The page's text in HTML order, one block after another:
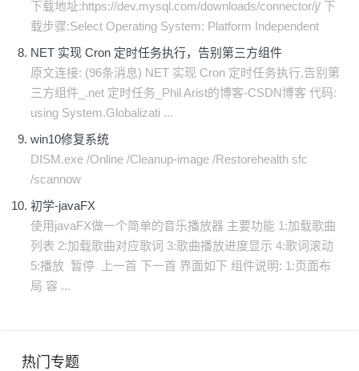
下载地址:https://dev.mysql.com/downloads/connector/j/ 下
载步骤:Select Operating System: Platform Independent
NET 实现 Cron 定时任务执行，告别第三方组件
原文连接: (96条消息) NET 实现 Cron 定时任务执行,告别第
三方组件_.net 定时任务_Phil Arist的博客-CSDN博客 代码:
using System.Globalizati ...
win10修复系统
DISM.exe /Online /Cleanup-image /Restorehealth sfc
/scannow
初学-javaFX
使用javaFX做一个简单的音乐播放器 主要功能 1:加载歌曲
列表 2:加载歌曲对应歌词 3:歌曲播放进度显示 4:歌词滚动
5:播放 暂停 上一首 下一首 界面如下 组件说明: 1:页面布
局 容 ...
热门专题